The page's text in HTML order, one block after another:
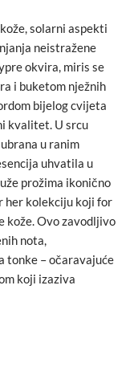
solarni aspekti
neistražene
okvira, miris se
i buketom nježnih
bijelog cvijeta
kvalitet. U srcu
u ranim
uhvatila u
prožima ikonično
her kolekciju koji for
kože. Ovo zavodljivo
nota,
tonke – očaravajuće
koji izaziva